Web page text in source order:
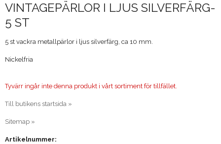
VINTAGEPÄRLOR I LJUS SILVERFÄRG-
5 ST
5 st vackra metallpärlor i ljus silverfärg, ca 10 mm.
Nickelfria
Tyvärr ingår inte denna produkt i vårt sortiment för tillfället.
Till butikens startsida »
Sitemap »
Artikelnummer: